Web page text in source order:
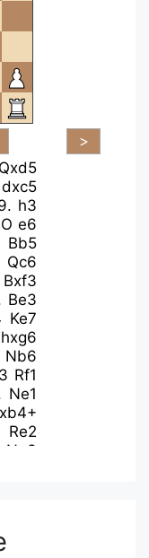
Qxd5
dxc5
h3
e6
Bb5
Qc6
Bxf3
Be3
Ke7
hxg6
Nb6
Rf1
Ne1
Re2
Na3